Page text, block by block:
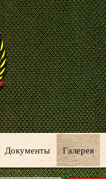
Документы Галерея